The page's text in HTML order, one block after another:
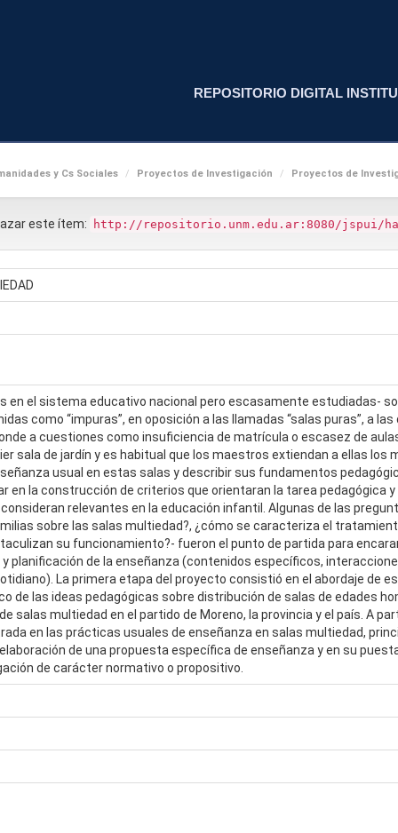
REPOSITORIO DIGITAL
y Cs Sociales Proyectos de Investigación Proyectos de
este ítem: http://repositorio.unm.edu.ar:8080/jspui/
en el sistema educativo nacional pero escasamente estudiadas-
como “impuras”, en oposición a las llamadas “salas puras”, a
a cuestiones como insuficiencia de matrícula o escasez de
sala de jardín y es habitual que los maestros extiendan a ellas los
usual en estas salas y describir sus fundamentos
en la construcción de criterios que orientaran la tarea pedagógica
relevantes en la educación infantil. Algunas de las
sobre las salas multiedad?, ¿cómo se caracteriza el
su funcionamiento?- fueron el punto de partida para
planificación de la enseñanza (contenidos específicos,
La primera etapa del proyecto consistió en el abordaje de
de las ideas pedagógicas sobre distribución de salas de edades
salas multiedad en el partido de Moreno, la provincia y el país. A
en las prácticas usuales de enseñanza en salas multiedad,
de una propuesta específica de enseñanza y en su
de carácter normativo o propositivo.